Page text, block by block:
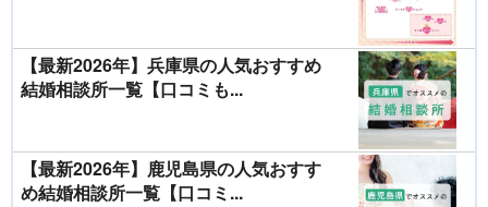
【最新2026年】兵庫県の人気おすすめ
結婚相談所一覧【口コミも...
【最新2026年】鹿児島県の人気おすす
め結婚相談所一覧【口コミ...